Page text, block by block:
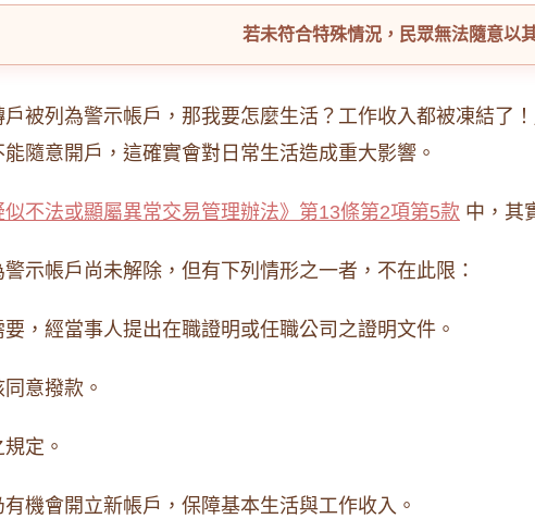
若未符合特殊情況，民眾無法隨意以
被列為警示帳戶，那我要怎麼生活？工作收入都被凍結了
隨意開戶，這確實會對日常生活造成重大影響。
似不法或顯屬異常交易管理辦法》第13條第2項第5款 中，其
示帳戶尚未解除，但有下列情形之一者，不在此限：
，經當事人提出在職證明或任職公司之證明文件。
意撥款。
定。
機會開立新帳戶，保障基本生活與工作收入。